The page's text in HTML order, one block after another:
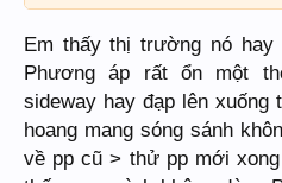
Em thấy thị trường nó
Phương áp rất ổn một
sideway hay đạp lên
hoang mang sóng sánh
về pp cũ > thử pp mới